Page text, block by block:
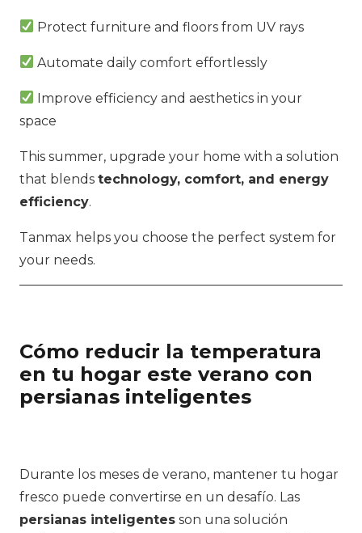
Protect furniture and floors from UV rays
Automate daily comfort effortlessly
Improve efficiency and aesthetics in your
space
This summer, upgrade your home with a solution
that blends technology, comfort, and energy
efficiency.
Tanmax helps you choose the perfect system for
your needs.
Cómo reducir la temperatura
en tu hogar este verano con
persianas inteligentes
Durante los meses de verano, mantener tu hogar
fresco puede convertirse en un desafío. Las
persianas inteligentes son una solución